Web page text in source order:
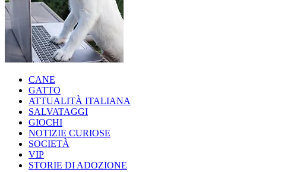
CANE
GATTO
ATTUALITÀ ITALIANA
SALVATAGGI
GIOCHI
NOTIZIE CURIOSE
SOCIETÀ
VIP
STORIE DI ADOZIONE